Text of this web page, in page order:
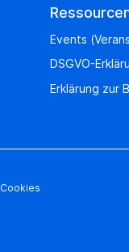
Events
DSGVO-
Erklärung zur
Cookies